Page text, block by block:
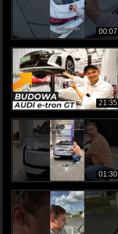
00:07
21:35
01:30